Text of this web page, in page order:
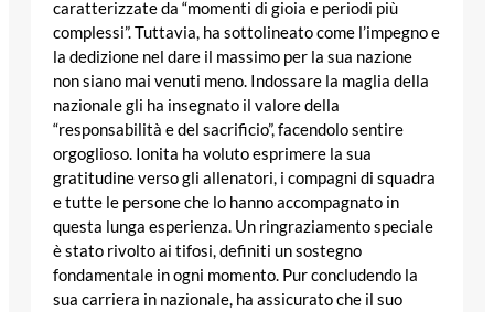
caratterizzate da “momenti di gioia e periodi più
complessi”. Tuttavia, ha sottolineato come l’impegno e
la dedizione nel dare il massimo per la sua nazione
non siano mai venuti meno. Indossare la maglia della
nazionale gli ha insegnato il valore della
“responsabilità e del sacrificio”, facendolo sentire
orgoglioso. Ionita ha voluto esprimere la sua
gratitudine verso gli allenatori, i compagni di squadra
e tutte le persone che lo hanno accompagnato in
questa lunga esperienza. Un ringraziamento speciale
è stato rivolto ai tifosi, definiti un sostegno
fondamentale in ogni momento. Pur concludendo la
sua carriera in nazionale, ha assicurato che il suo